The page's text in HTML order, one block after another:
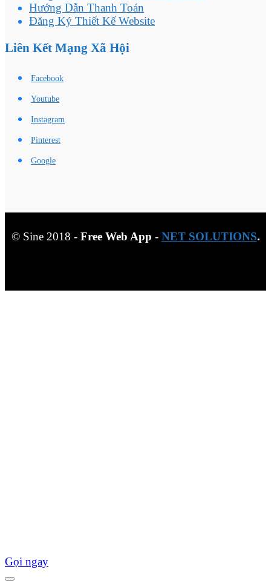
Hướng Dẫn Thanh Toán
Đăng Ký Thiết Kế Website
Liên Kết Mạng Xã Hội
Facebook
Youtube
Instagram
Pinterest
Google
© Sine 2018 - Free Web App - NET SOLUTIONS.
Gọi ngay